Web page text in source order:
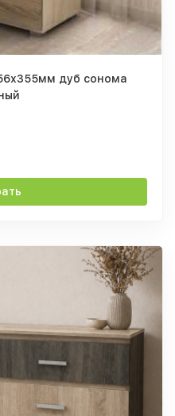
дуб сонома